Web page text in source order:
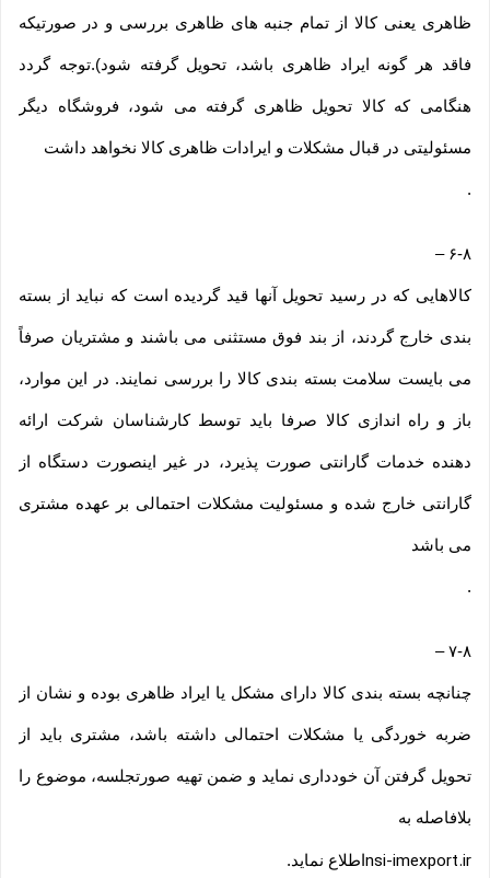
ظاهری یعنی کالا از تمام جنبه های ظاهری بررسی و در صورتیکه
فاقد هر گونه ایراد ظاهری باشد، تحویل گرفته شود).توجه گردد
هنگامی که کالا تحویل ظاهری گرفته می شود، فروشگاه دیگر
مسئولیتی در قبال مشکلات و ایرادات ظاهری کالا نخواهد داشت
.
۶-۸ –
کالاهایی که در رسید تحویل آنها قید گردیده است که نباید از بسته
بندی خارج گردند، از بند فوق مستثنی می باشند و مشتریان صرفاً
می بایست سلامت بسته بندی کالا را بررسی نمایند. در این موارد،
باز و راه اندازی کالا صرفا باید توسط کارشناسان شرکت ارائه
دهنده خدمات گارانتی صورت پذیرد، در غیر اینصورت دستگاه از
گارانتی خارج شده و مسئولیت مشکلات احتمالی بر عهده مشتری
می باشد
.
۷-۸–
چنانچه بسته بندی کالا دارای مشکل یا ایراد ظاهری بوده و نشان از
ضربه خوردگی یا مشکلات احتمالی داشته باشد، مشتری باید از
تحویل گرفتن آن خودداری نماید و ضمن تهیه صورتجلسه، موضوع را
بلافاصله به
nsi-imexport.irاطلاع نماید.